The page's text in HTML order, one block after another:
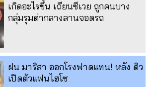
เกิดอะไรขึ้น เถียนซีเวย ถูกคนบาง
กลุ่มรุมด่ากลางลานจอดรถ
ฝน มาริสา ออกโรงฟาดแทน! หลัง ดิว
เปิดตัวแฟนไฮโซ